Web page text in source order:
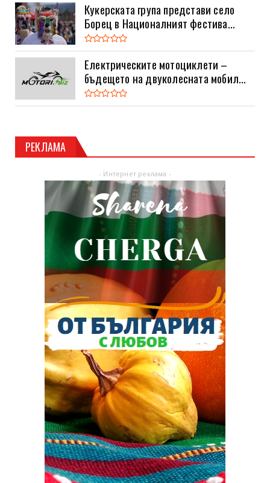
Кукерската група представи село
Борец в Националният фестива...
Електрическите мотоциклети –
бъдещето на двуколесната мобил...
РЕКЛАМА
- Интернет реклама -